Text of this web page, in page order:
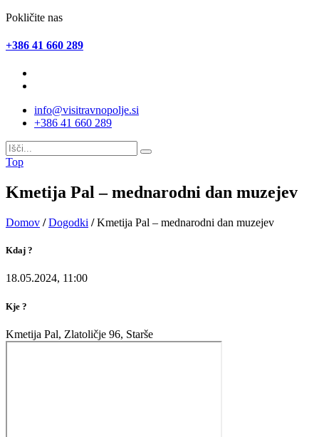
Pokličite nas
+386 41 660 289
info@visitravnopolje.si
+386 41 660 289
Top
Kmetija Pal – mednarodni dan muzejev
Domov / Dogodki / Kmetija Pal – mednarodni dan muzejev
Kdaj ?
18.05.2024, 11:00
Kje ?
Kmetija Pal, Zlatoličje 96, Starše